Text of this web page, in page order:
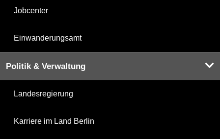
Jobcenter
Einwanderungsamt
Politik & Verwaltung
Landesregierung
Karriere im Land Berlin